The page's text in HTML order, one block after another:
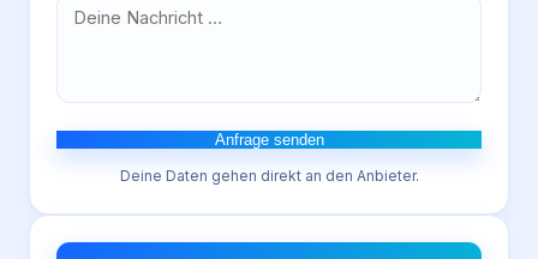
Anfrage senden
Deine Daten gehen direkt an den Anbieter.